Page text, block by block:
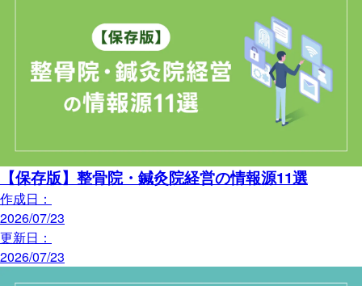
【保存版】整骨院・鍼灸院経営の情報源11選
作成日：
2026/07/23
更新日：
2026/07/23